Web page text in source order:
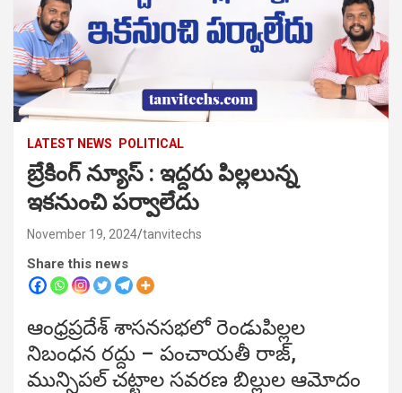
LATEST NEWS POLITICAL
బ్రేకింగ్ న్యూస్ : ఇద్దరు పిల్లలున్న
ఇకనుంచి పర్వాలేదు
November 19, 2024 tanvitechs
Share this news
ఆంధ్రప్రదేశ్ శాసనసభలో రెండుపిల్లల
నిబంధన రద్దు – పంచాయతీ రాజ్,
మున్సిపల్ చట్టాల సవరణ బిల్లుల ఆమోదం